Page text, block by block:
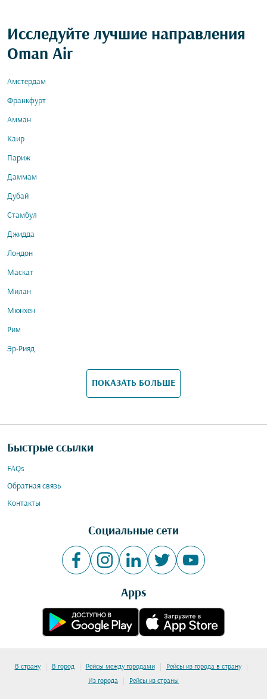
Исследуйте лучшие направления
Oman Air
Амстердам
Франкфурт
Амман
Каир
Париж
Даммам
Дубай
Стамбул
Джидда
Лондон
Маскат
Милан
Мюнхен
Рим
Эр-Рияд
ПОКАЗАТЬ БОЛЬШЕ
Быстрые ссылки
FAQs
Обратная связь
Контакты
Социальные сети
Apps
В страну | В город | Рейсы между городами | Рейсы из города в страну |
Из города | Рейсы из страны